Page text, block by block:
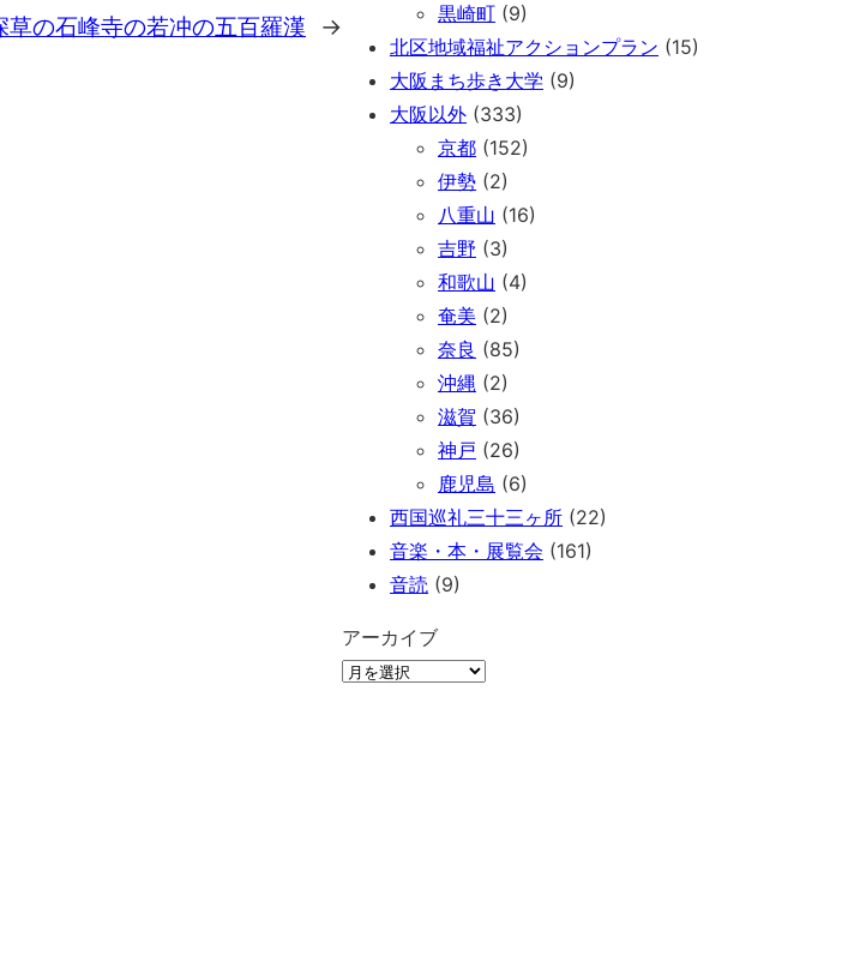
草の石峰寺の若冲の五百羅漢 →
黒崎町 (9)
北区地域福祉アクションプラン (15)
大阪まち歩き大学 (9)
大阪以外 (333)
京都 (152)
伊勢 (2)
八重山 (16)
吉野 (3)
和歌山 (4)
奄美 (2)
奈良 (85)
沖縄 (2)
滋賀 (36)
神戸 (26)
鹿児島 (6)
西国巡礼三十三ヶ所 (22)
音楽・本・展覧会 (161)
音読 (9)
アーカイブ